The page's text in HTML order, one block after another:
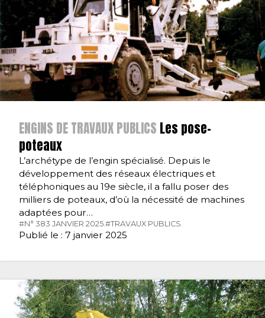
ENGINS DE TRAVAUX PUBLICS Les pose-
poteaux
L’archétype de l’engin spécialisé. Depuis le
développement des réseaux électriques et
téléphoniques au 19e siècle, il a fallu poser des
milliers de poteaux, d’où la nécessité de machines
adaptées pour…
#N° 383 JANVIER 2025.#TRAVAUX PUBLICS.
Publié le : 7 janvier 2025